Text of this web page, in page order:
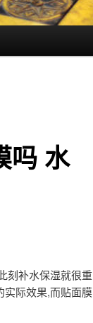
吗 水
刻补水保湿就很重
实际效果,而贴面膜